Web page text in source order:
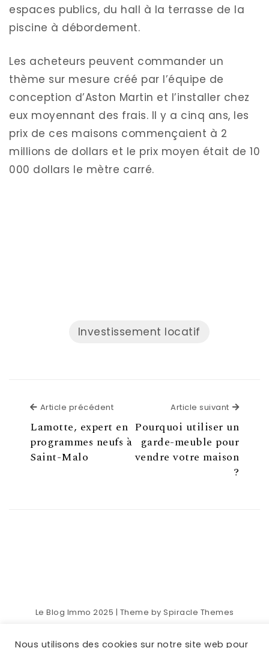
espaces publics, du hall à la terrasse de la
piscine à débordement.
Les acheteurs peuvent commander un
thème sur mesure créé par l’équipe de
conception d’Aston Martin et l’installer chez
eux moyennant des frais. Il y a cinq ans, les
prix de ces maisons commençaient à 2
millions de dollars et le prix moyen était de 10
000 dollars le mètre carré.
Investissement locatif
Article précédent
Lamotte, expert en
programmes neufs à
Saint-Malo
Article suivant
Pourquoi utiliser un
garde-meuble pour
vendre votre maison
?
Le Blog Immo 2025 | Theme by Spiracle Themes
Nous utilisons des cookies sur notre site web pour